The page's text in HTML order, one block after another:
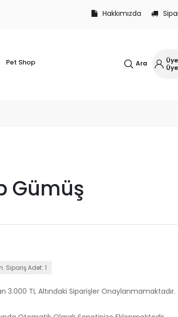
Hakkımızda
Pet Shop Ara
Gümüş
Sipariş Adet: 1
3.000 TL Altındaki Siparişler Onaylanmamaktadır.